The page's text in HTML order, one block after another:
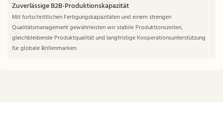
Zuverlässige B2B-Produktionskapazität
Mit fortschrittlichen Fertigungskapazitäten und einem strengen
Qualitätsmanagement gewährleisten wir stabile Produktionszeiten,
gleichbleibende Produktqualität und langfristige Kooperationsunterstützung
für globale Brillenmarken.